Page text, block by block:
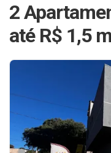
2
até R$ 1,5